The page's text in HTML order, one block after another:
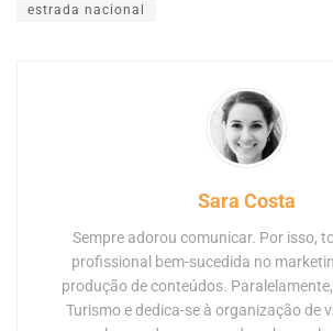
estrada nacional
Sara Costa
Sempre adorou comunicar. Por isso,
profissional bem-sucedida no
produção de conteúdos.
Turismo e dedica-se à organização de